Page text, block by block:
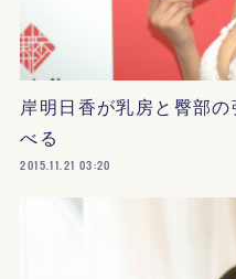
岸明日香が乳房と臀部
べる
2015.11.21 03:20